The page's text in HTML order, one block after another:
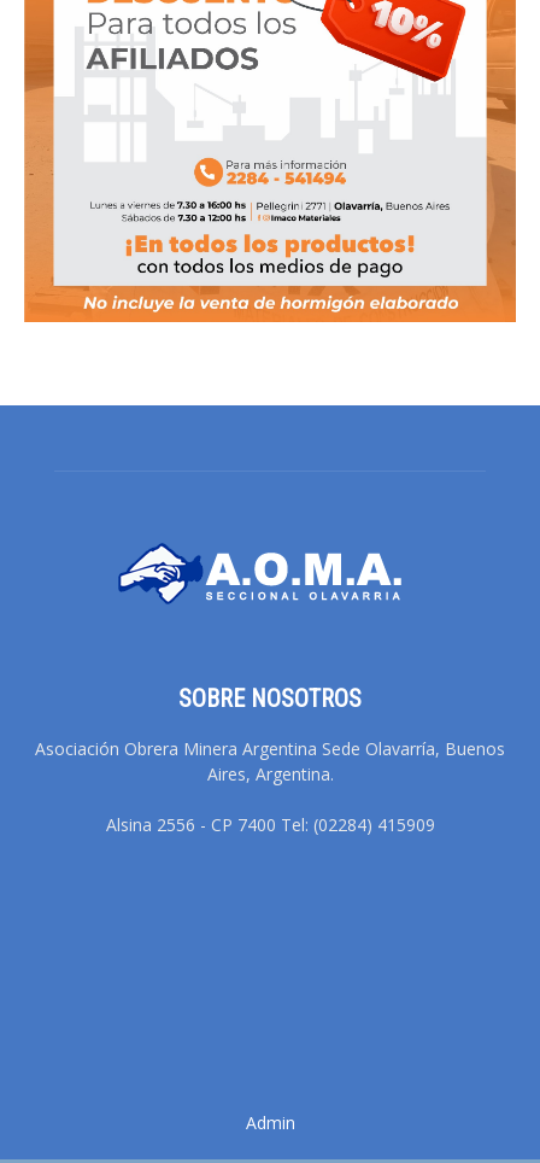
SOBRE NOSOTROS
Asociación Obrera Minera Argentina Sede Olavarría, Buenos
Aires, Argentina.
Alsina 2556 - CP 7400 Tel: (02284) 415909
Admin